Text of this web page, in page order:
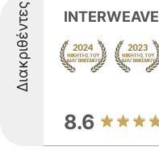
Διακριθέντες INTERWEAVE
8.6